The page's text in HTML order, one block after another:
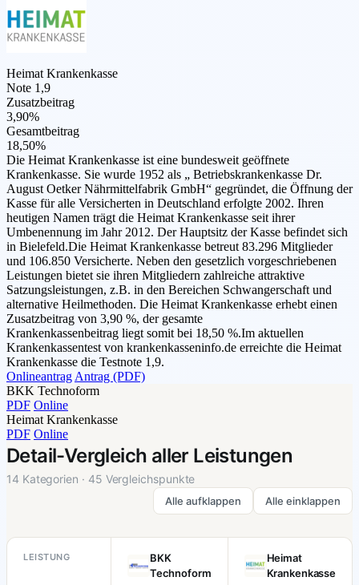
Heimat Krankenkasse
Note 1,9
Zusatzbeitrag
3,90%
Gesamtbeitrag
18,50%
Die Heimat Krankenkasse ist eine bundesweit geöffnete
Krankenkasse. Sie wurde 1952 als „ Betriebskrankenkasse Dr.
August Oetker Nährmittelfabrik GmbH“ gegründet, die Öffnung der
Kasse für alle Versicherten in Deutschland erfolgte 2002. Ihren
heutigen Namen trägt die Heimat Krankenkasse seit ihrer
Umbenennung im Jahr 2012. Der Hauptsitz der Kasse befindet sich
in Bielefeld.Die Heimat Krankenkasse betreut 83.296 Mitglieder
und 106.850 Versicherte. Neben den gesetzlich vorgeschriebenen
Leistungen bietet sie ihren Mitgliedern zahlreiche attraktive
Satzungsleistungen, z.B. in den Bereichen Schwangerschaft und
alternative Heilmethoden. Die Heimat Krankenkasse erhebt einen
Zusatzbeitrag von 3,90 %, der gesamte
Krankenkassenbeitrag liegt somit bei 18,50 %.Im aktuellen
Krankenkassentest von krankenkasseninfo.de erreichte die Heimat
Krankenkasse die Testnote 1,9.
Onlineantrag Antrag (PDF)
BKK Technoform
PDF Online
Heimat Krankenkasse
PDF Online
Detail-Vergleich aller Leistungen
14 Kategorien · 45 Vergleichspunkte
Alle aufklappen Alle einklappen
LEISTUNG
BKK
Technoform
Heimat
Krankenkasse